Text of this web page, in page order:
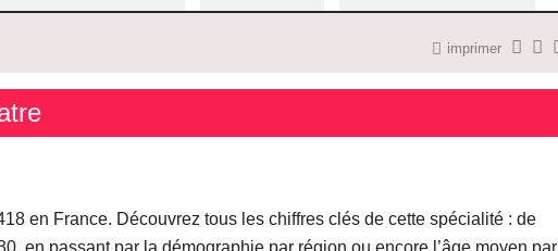
imprimer
en France. Découvrez tous les chiffres clés de cette spécialité : de
en passant par la démographie par région ou encore l’âge moyen par